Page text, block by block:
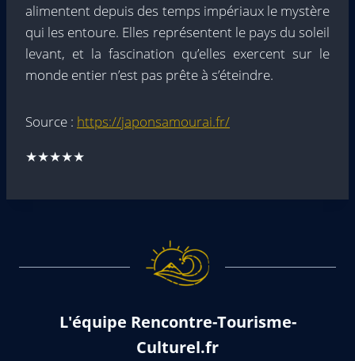
alimentent depuis des temps impériaux le mystère
qui les entoure. Elles représentent le pays du soleil
levant, et la fascination qu’elles exercent sur le
monde entier n’est pas prête à s’éteindre.
Source : https://japonsamourai.fr/
★★★★★
L'équipe Rencontre-Tourisme-
Culturel.fr